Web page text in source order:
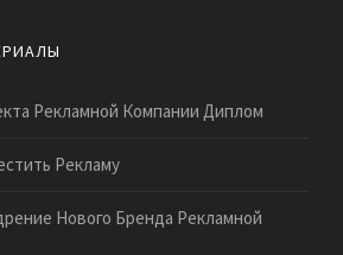
Рекламной Компании Диплом
Рекламу
Нового Бренда Рекламной